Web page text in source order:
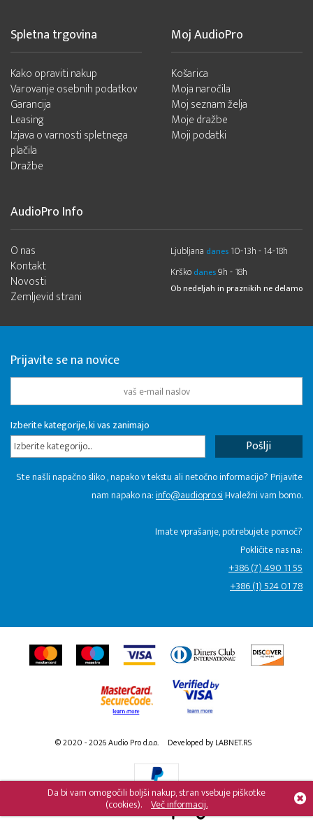
Da bi vam omogočili boljši nakup, stran vsebuje piškotke
(cookies). Več informacij.
Spletna trgovina
Kako opraviti nakup
Varovanje osebnih podatkov
Garancija
Leasing
Izjava o varnosti spletnega
plačila
Dražbe
Moj AudioPro
Košarica
Moja naročila
Moj seznam želja
Moje dražbe
Moji podatki
AudioPro Info
O nas
Kontakt
Novosti
Zemljevid strani
Ljubljana danes 10-13h - 14-18h
Krško danes9h - 18h
Ob nedeljah in praznikih ne delamo
Prijavite se na novice
Izberite kategorije, ki vas zanimajo
Izberite kategorijo...
Ste našli napačno sliko , napako v tekstu ali netočno informacijo? Prijavite
nam napako na:info@audiopro.siHvaležni vam bomo.
Imate vprašanje, potrebujete pomoč?
Pokličite nas na:
+386 (7) 490 11 55
+386 (1) 524 01 78
© 2020 - 2026 Audio Pro d.o.o. Developed by LABNET.RS